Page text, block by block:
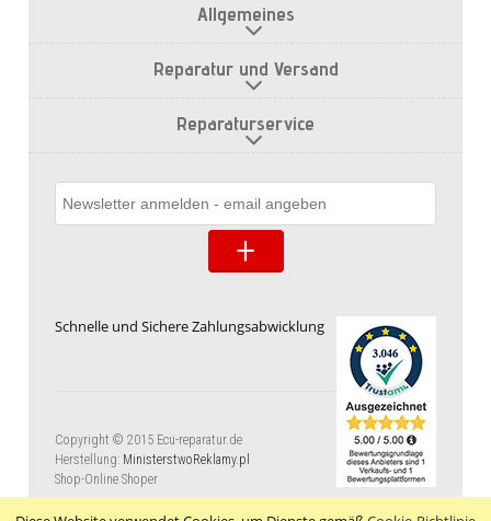
Allgemeines
Reparatur und Versand
Reparaturservice
Schnelle und Sichere Zahlungsabwicklung
Copyright © 2015 Ecu-reparatur.de
Herstellung: MinisterstwoReklamy.pl
Shop-Online Shoper